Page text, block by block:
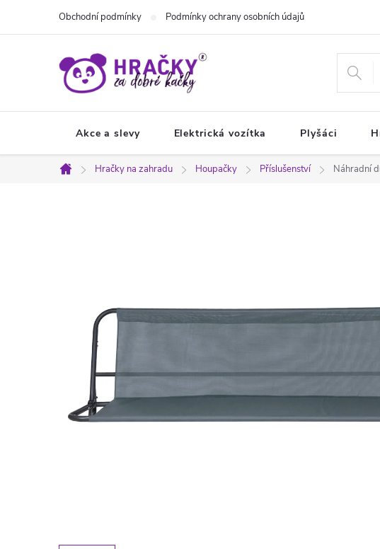
Obchodní podmínky Podmínky ochrany osobních údajů
Akce a slevy Elektrická vozítka Plyšáci
Domů
Hračky na zahradu Houpačky Příslušenství Náhradní